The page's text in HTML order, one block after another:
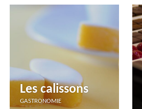
Les calissons
GASTRONOMIE